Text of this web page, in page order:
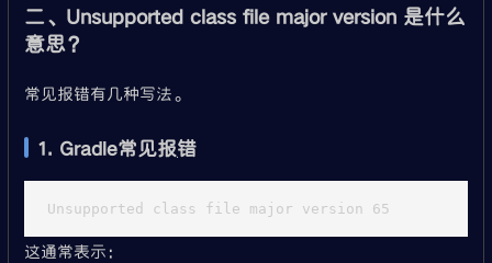
二、Unsupported class file major version 是什么
意思？
常见报错有几种写法。
1. Gradle常见报错
这通常表示：